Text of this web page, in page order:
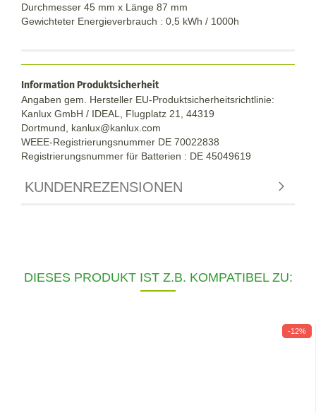
Durchmesser 45 mm x Länge 87 mm
Gewichteter Energieverbrauch : 0,5 kWh / 1000h
Information Produktsicherheit
Angaben gem. Hersteller EU-Produktsicherheitsrichtlinie:
Kanlux GmbH / IDEAL, Flugplatz 21, 44319
Dortmund, kanlux@kanlux.com
WEEE-Registrierungsnummer DE 70022838
Registrierungsnummer für Batterien : DE 45049619
KUNDENREZENSIONEN
DIESES PRODUKT IST Z.B. KOMPATIBEL ZU:
-12%